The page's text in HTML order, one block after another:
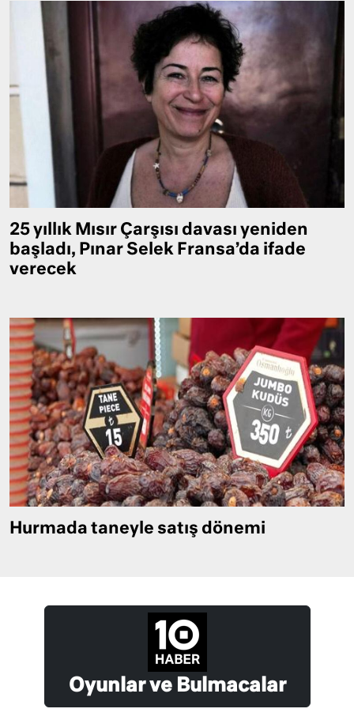
25 yıllık Mısır Çarşısı davası yeniden
başladı, Pınar Selek Fransa’da ifade
verecek
Hurmada taneyle satış dönemi
Oyunlar ve Bulmacalar